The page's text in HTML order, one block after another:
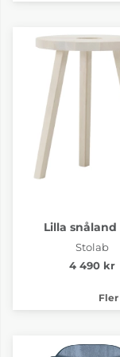
Lilla snåland
Stolab
4 490 kr